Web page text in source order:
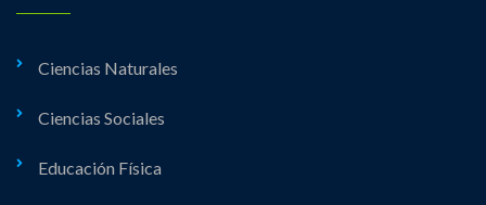
Ciencias Naturales
Ciencias Sociales
Educación Física